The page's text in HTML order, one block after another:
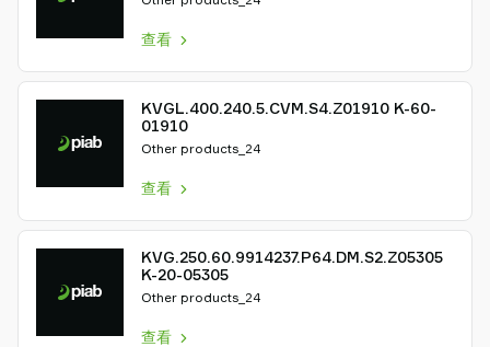
查看
KVGL.400.240.5.CVM.S4.Z01910 K-60-
01910
Other products_24
查看
KVG.250.60.9914237.P64.DM.S2.Z05305
K-20-05305
Other products_24
查看